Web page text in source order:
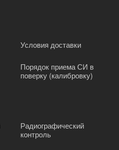
Условия доставки
Порядок приема СИ в
поверку (калибровку)
Радиографический
контроль